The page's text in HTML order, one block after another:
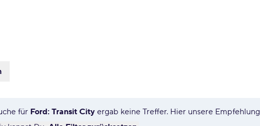
für Ford: Transit City ergab keine Treffer. Hier unsere Empfehlung